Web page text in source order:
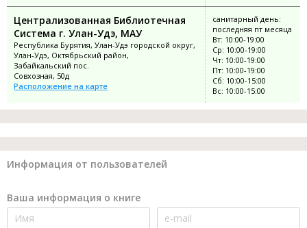
Централизованная Библиотечная
Система г. Улан-Удэ, МАУ
Республика Бурятия, Улан-Удэ городской округ,
Улан-Удэ, Октябрьский район,
Забайкальский пос.
Совхозная, 50д
Расположение на карте
санитарный день:
последняя пт месяца
Вт: 10:00-19:00
Ср: 10:00-19:00
Чт: 10:00-19:00
Пт: 10:00-19:00
Сб: 10:00-15:00
Вс: 10:00-15:00
Информация от пользователей
Ваша информация о книге